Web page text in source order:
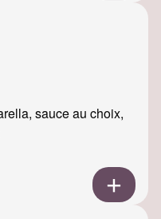
sauce au choix,